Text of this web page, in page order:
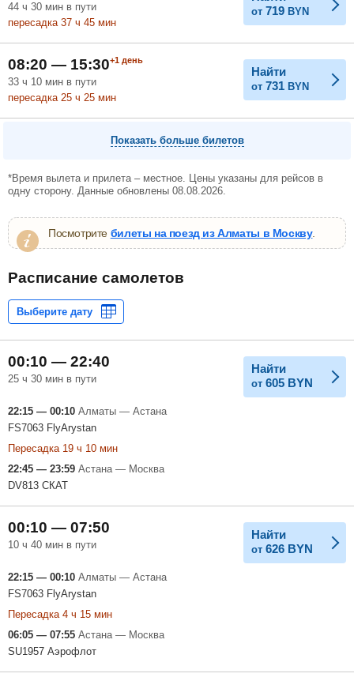
44 ч 30 мин в пути
пересадка 37 ч 45 мин
от 719 BYN
08:20 — 15:30+1 день
33 ч 10 мин в пути
пересадка 25 ч 25 мин
Найти
от 731 BYN
Показать больше билетов
*Время вылета и прилета – местное. Цены указаны для рейсов в
одну сторону. Данные обновлены 08.08.2026.
Посмотрите билеты на поезд из Алматы в Москву.
Расписание самолетов
00:10 — 22:40
25 ч 30 мин в пути
Найти
от 605 BYN
22:15 — 00:10 Алматы — Астана
FS7063 FlyArystan
Пересадка 19 ч 10 мин
22:45 — 23:59 Астана — Москва
DV813 СКАТ
00:10 — 07:50
10 ч 40 мин в пути
Найти
от 626 BYN
22:15 — 00:10 Алматы — Астана
FS7063 FlyArystan
Пересадка 4 ч 15 мин
06:05 — 07:55 Астана — Москва
SU1957 Аэрофлот